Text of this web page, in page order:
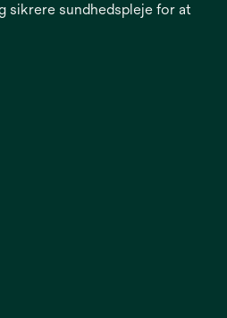
sikrere sundhedspleje for at